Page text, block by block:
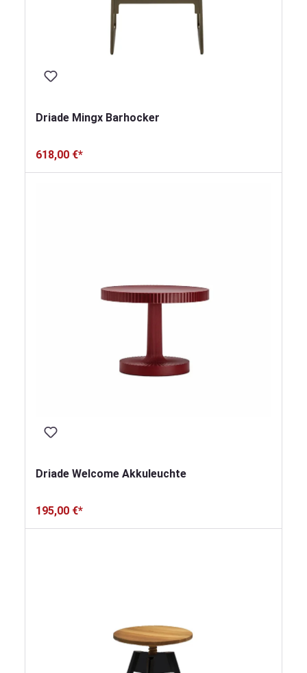
Driade Mingx Barhocker
618,00 €*
Driade Welcome Akkuleuchte
195,00 €*